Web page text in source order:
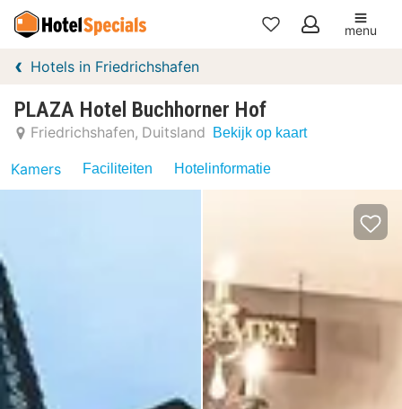
Mijn
menu
Hotels in Friedrichshafen
PLAZA Hotel Buchhorner Hof
Friedrichshafen Duitsland Bekijk op kaart
Kamers Faciliteiten Hotelinformatie